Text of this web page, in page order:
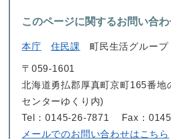
このページに関するお問い合
本庁 住民課 町民生活グループ
〒059-1601
北海道勇払郡厚真町京町165番地
センターゆくり内)
Tel：0145-26-7871
Fax：
メールでのお問い合わせはこちら